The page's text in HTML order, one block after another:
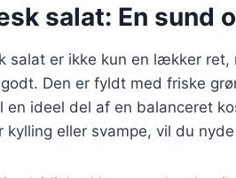
salat: En sund
salat er ikke kun en lækker ret,
Den er fyldt med friske
en ideel del af en balanceret
kylling eller svampe, vil du